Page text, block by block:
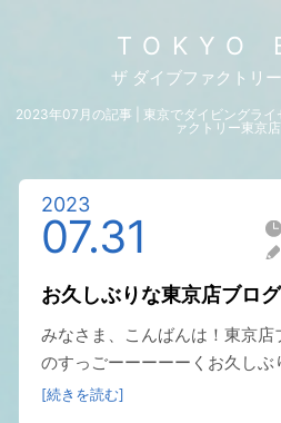
TOKYO
ザ ダイブファクトリ
2023年07月の記事 | 東京でダイビングライ
ァクトリー東京
2023
07.31
お久しぶりな東京店ブロ
みなさま、こんばんは！東京店
のすっごーーーーーくお久し
[続きを読む]